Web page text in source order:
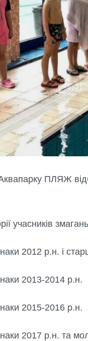
ПЛЯЖ
учасників
2012 р.н. і
2013-2014 р.н.
2015-2016 р.н.
2017 р.н. та